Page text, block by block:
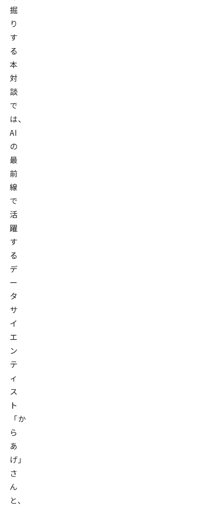
掘
り
す
る
本
対
談
で
は、
AI
の
最
前
線
で
活
躍
す
る
デ
ー
タ
サ
イ
エ
ン
テ
ィ
ス
ト
「か
ら
あ
げ」
さ
ん
と、